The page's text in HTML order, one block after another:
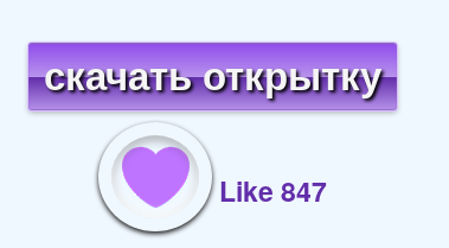
скачать открытку
Like 847